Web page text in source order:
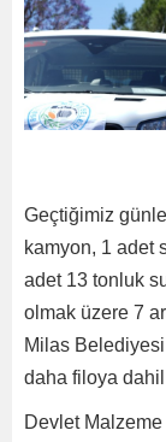
Geçtiğimiz
kamyon, 1 adet
adet 13 tonluk
olmak üzere 7
Milas
daha filoya
Devlet Malzeme